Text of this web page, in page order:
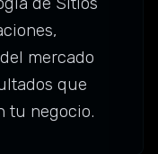
mercado
que
tu negocio.